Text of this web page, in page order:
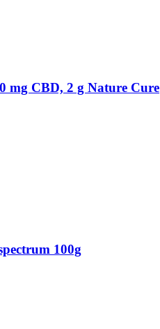
mg CBD, 2 g Nature Cure
100g